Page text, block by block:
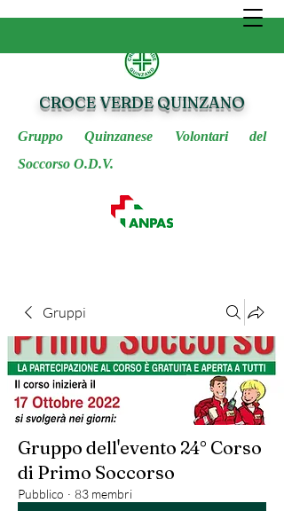
CROCE VERDE QUINZANO
Gruppo Quinzanese Volontari del
Soccorso O.D.V.
Gruppi
Gruppo dell'evento 24° Corso
di Primo Soccorso
Pubblico · 83 membri